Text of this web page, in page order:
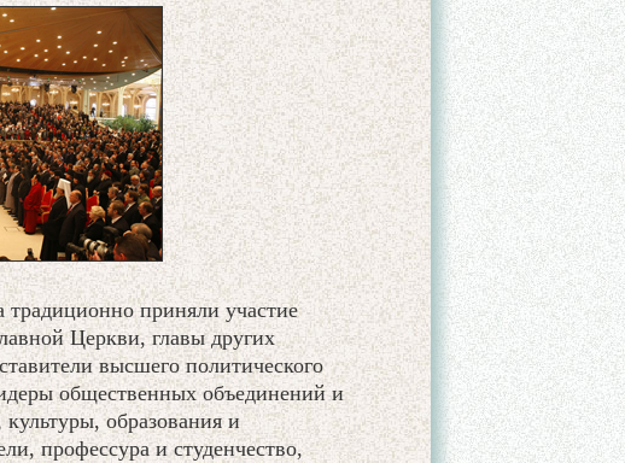
традиционно приняли участие
Церкви, главы других
высшего политического
общественных объединений и
образования и
профессура и студенчество,